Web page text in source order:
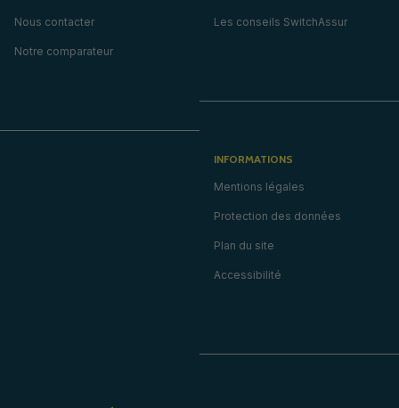
Nous contacter
Notre comparateur
Les conseils SwitchAssur
INFORMATIONS
Mentions légales
Protection des données
Plan du site
Accessibilité